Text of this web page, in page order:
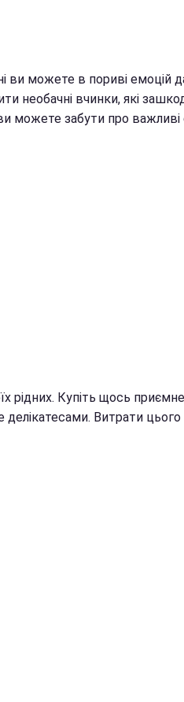
ви можете в пориві емоцій
необачні вчинки, які
можете забути про важливі
рідних. Купіть щось
делікатесами. Витрати